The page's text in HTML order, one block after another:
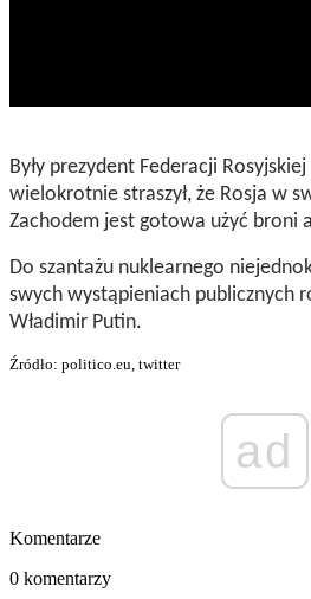
Były prezydent Federacji
wielokrotnie straszył, że Rosja w
Zachodem jest gotowa użyć broni
Do szantażu nuklearnego
swych wystąpieniach publicznych
Władimir Putin.
Źródło: politico.eu, twitter
ad
Komentarze
0 komentarzy